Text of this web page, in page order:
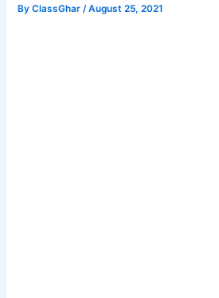
ByClassGhar/August 25, 2021